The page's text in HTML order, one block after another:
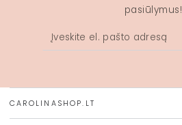
pasiūlymus!
Įveskite
el.
CAROLINASHOP.LT